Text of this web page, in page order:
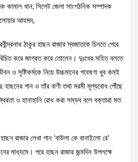
কামাল খান, সিলেট জেলা সাংগঠনিক সম্পাদক
আহমদ,
ঠাকুর হাছন রাজার স্বজাতকে চিনতে পেরে
করে জাগ্রত করে তোলেন। দুঃখের সহিত বলতে
ও সৃষ্টিকর্মকে নিয়ে উচ্চমানের গবেষণা খুব কমই
হাছনের গান ও তাঁর বাণী তথা মরমী মূল্যবোধ পৌঁছে
ও হানাহানি রোধ করা সম্ভব বলে বক্তারা মত
রাজার লেখা গান ‘বাউলা কে বানাইলো রে’
মাধ্যমে। পরে হাছন রাজার জন্মদিন উপলক্ষে